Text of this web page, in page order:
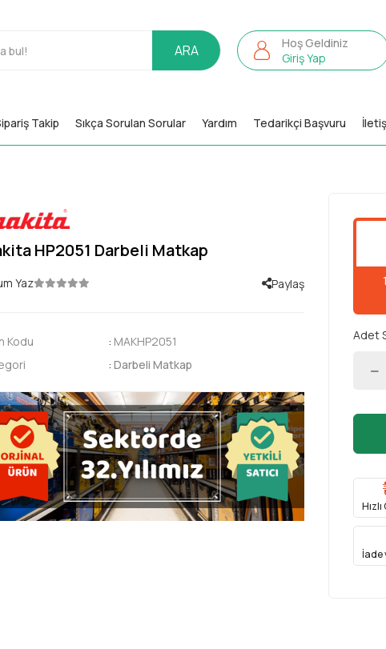
ARA
Hoş Geldiniz
Giriş Yap
Takip Sıkça Sorulan Sorular Yardım Tedarikçi Başvuru
HP2051 Darbeli Matkap
Yaz Paylaş
Kodu : MAKHP2051
:Darbeli Matkap
Adet
İade